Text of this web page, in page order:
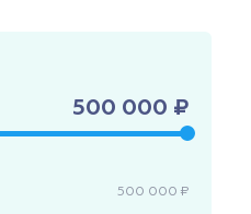
500 000 ₽
500 000 ₽